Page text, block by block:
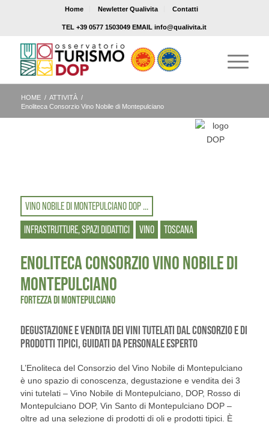
Home Newletter Qualivita Contatti
TEL +39 0577 1503049 EMAIL info@qualivita.it
HOME / ATTIVITÀ /
Enoliteca Consorzio Vino Nobile di Montepulciano
VINO NOBILE DI MONTEPULCIANO DOP ...
INFRASTRUTTURE, SPAZI DIDATTICI
VINO TOSCANA
ENOLITECA CONSORZIO VINO NOBILE DI
MONTEPULCIANO
FORTEZZA DI MONTEPULCIANO
DEGUSTAZIONE E VENDITA DEI VINI TUTELATI DAL CONSORZIO E DI
PRODOTTI TIPICI, GUIDATI DA PERSONALE ESPERTO
L’Enoliteca del Consorzio del Vino Nobile di Montepulciano
è uno spazio di conoscenza, degustazione e vendita dei 3
vini tutelati – Vino Nobile di Montepulciano, DOP, Rosso di
Montepulciano DOP, Vin Santo di Montepulciano DOP –
oltre ad una selezione di prodotti di oli e prodotti tipici. È